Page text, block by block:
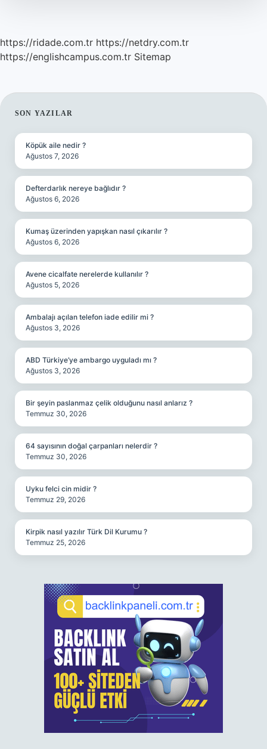
https://ridade.com.tr https://netdry.com.tr
https://englishcampus.com.tr Sitemap
SIDEBAR
SON YAZILAR
Köpük aile nedir ?
Ağustos 7, 2026
Defterdarlık nereye bağlıdır ?
Ağustos 6, 2026
Kumaş üzerinden yapışkan nasıl çıkarılır ?
Ağustos 6, 2026
Avene cicalfate nerelerde kullanılır ?
Ağustos 5, 2026
Ambalajı açılan telefon iade edilir mi ?
Ağustos 3, 2026
ABD Türkiye’ye ambargo uyguladı mı ?
Ağustos 3, 2026
Bir şeyin paslanmaz çelik olduğunu nasıl anlarız ?
Temmuz 30, 2026
64 sayısının doğal çarpanları nelerdir ?
Temmuz 30, 2026
Uyku felci cin midir ?
Temmuz 29, 2026
Kirpik nasıl yazılır Türk Dil Kurumu ?
Temmuz 25, 2026